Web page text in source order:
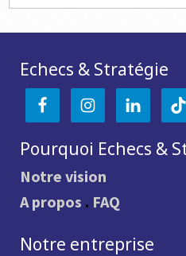
Echecs & Stratégie
Pourquoi Echecs &
Notre vision
A propos . FAQ
Notre entreprise